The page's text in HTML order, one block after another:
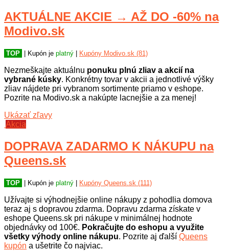
AKTUÁLNE AKCIE → AŽ DO -60% na
Modivo.sk
TOP | Kupón je platný Kupóny Modivo.sk (81)
Nezmeškajte aktuálnu ponuku plnú zliav a akcií na
vybrané kúsky. Konkrétny tovar v akcii a jednotlivé výšky
zliav nájdete pri vybranom sortimente priamo v eshope.
Pozrite na Modivo.sk a nakúpte lacnejšie a za menej!
Ukázať zľavy
Akcia
DOPRAVA ZADARMO K NÁKUPU na
Queens.sk
TOP | Kupón je platný Kupóny Queens.sk (111)
Užívajte si výhodnejšie online nákupy z pohodlia domova
teraz aj s dopravou zdarma. Dopravu zdarma získate v
eshope Queens.sk pri nákupe v minimálnej hodnote
objednávky od 100€. Pokračujte do eshopu a využite
všetky výhody online nákupu. Pozrite aj ďalší Queens
kupón a ušetrite čo najviac.